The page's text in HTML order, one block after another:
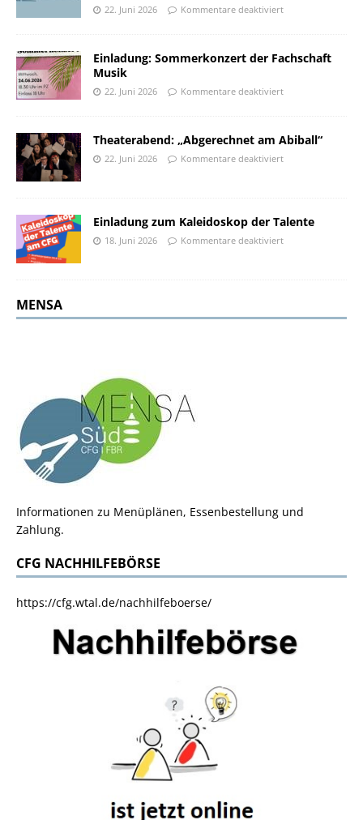
22. Juni 2026 Kommentare deaktiviert
Einladung: Sommerkonzert der Fachschaft
Musik
22. Juni 2026 Kommentare deaktiviert
Theaterabend: „Abgerechnet am Abiball“
22. Juni 2026 Kommentare deaktiviert
Einladung zum Kaleidoskop der Talente
18. Juni 2026 Kommentare deaktiviert
MENSA
Informationen zu Menüplänen, Essenbestellung und
Zahlung.
CFG NACHHILFEBÖRSE
https://cfg.wtal.de/nachhilfeboerse/